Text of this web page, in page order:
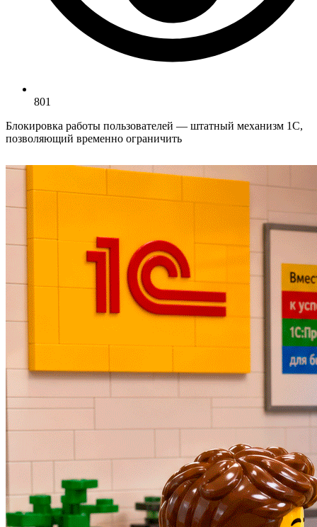
801
Блокировка работы пользователей — штатный механизм 1С,
позволяющий временно ограничить